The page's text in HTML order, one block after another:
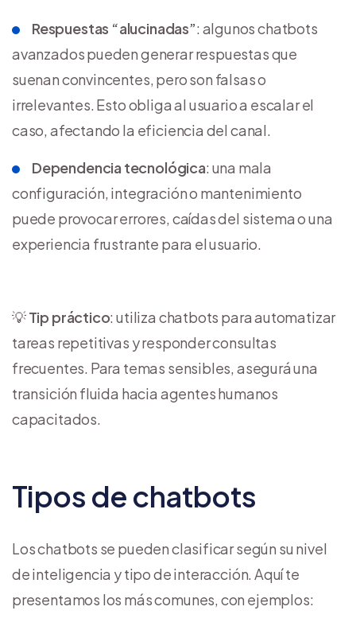
Respuestas “alucinadas”: algunos chatbots
avanzados pueden generar respuestas que
suenan convincentes, pero son falsas o
irrelevantes. Esto obliga al usuario a escalar el
caso, afectando la eficiencia del canal.
Dependencia tecnológica: una mala
configuración, integración o mantenimiento
puede provocar errores, caídas del sistema o una
experiencia frustrante para el usuario.
💡Tip práctico: utiliza chatbots para automatizar
tareas repetitivas y responder consultas
frecuentes. Para temas sensibles, asegurá una
transición fluida hacia agentes humanos
capacitados.
Tipos de chatbots
Los chatbots se pueden clasificar según su nivel
de inteligencia y tipo de interacción. Aquí te
presentamos los más comunes, con ejemplos: